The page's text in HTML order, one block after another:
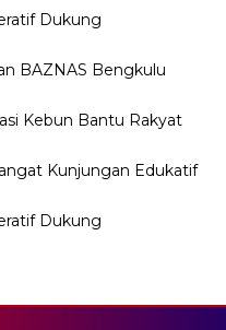
Dukung
BAZNAS Bengkulu
Kebun Bantu Rakyat
Kunjungan Edukatif
Dukung